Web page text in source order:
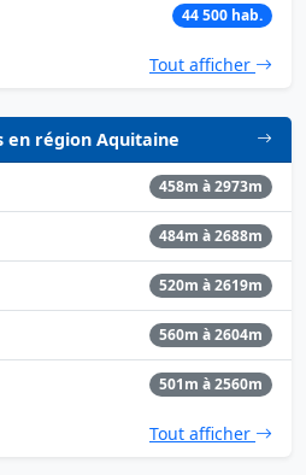
44 500 hab.
Tout afficher
en région Aquitaine
458m à 2973m
484m à 2688m
520m à 2619m
560m à 2604m
501m à 2560m
Tout afficher